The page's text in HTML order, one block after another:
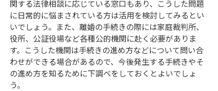
関する法律相談に応じている窓口もあり、こうした問題
に日常的に悩まされている方は活用を検討してみるとい
いでしょう。また、離婚の手続きの際には家庭裁判所、
役所、公証役場など各種公的機関に赴く必要がありま
す。こうした機関は手続きの進め方などについて問い合
わせができる場合があるので、今後発生する手続きやそ
の進め方を知るために下調べをしておくとよいでしょ
う。